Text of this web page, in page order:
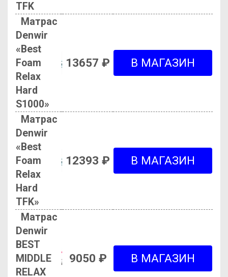
TFK
Матрас
Denwir
«Best
Foam
Relax
Hard
S1000»
13657 ₽
Матрас
Denwir
«Best
Foam
Relax
Hard
TFK»
12393 ₽
Матрас
Denwir
BEST
MIDDLE
RELAX
9050 ₽